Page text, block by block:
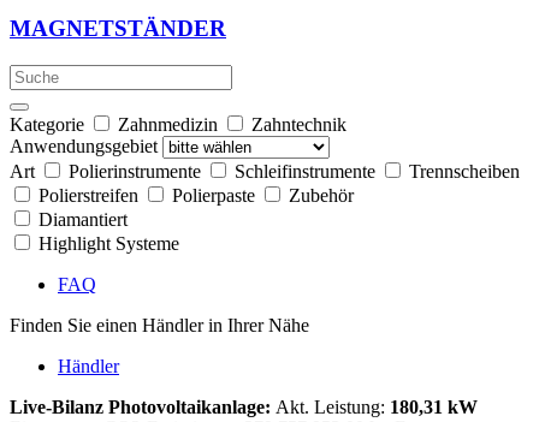
MAGNETSTÄNDER
Kategorie Zahnmedizin
Zahntechnik
Anwendungsgebiet
Art
Polierinstrumente Schleifinstrumente
Trennscheiben
Polierstreifen
Polierpaste
Zubehör
Diamantiert
Highlight Systeme
FAQ
Finden Sie einen Händler in Ihrer Nähe
Händler
Live-Bilanz Photovoltaikanlage: Akt. Leistung: 180,31 kW